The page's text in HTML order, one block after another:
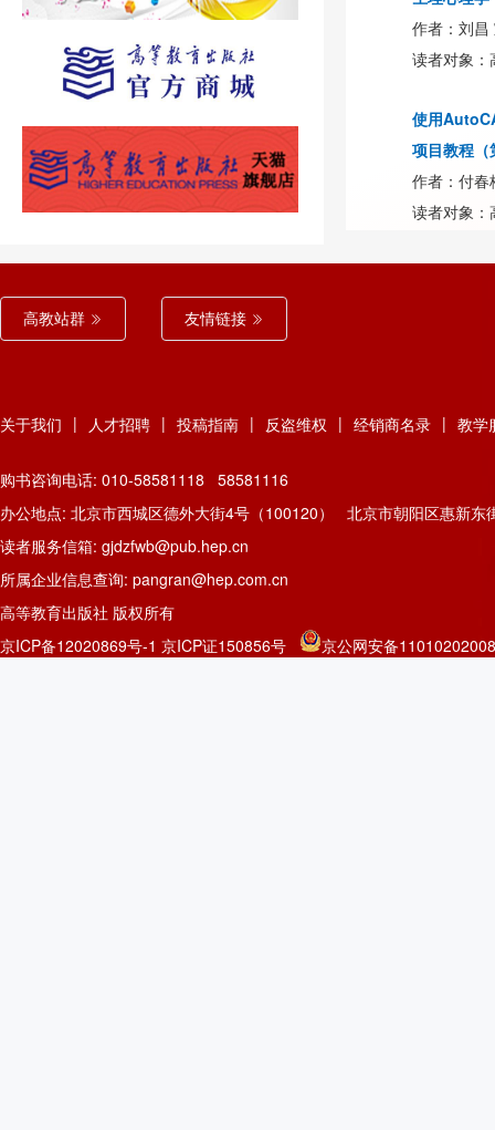
作者：刘昌
读者对象：
使用
项目教程（
作者：付春
读者对象：
高教站群 友情链接
关于我们 | 人才招聘 | 投稿指南 | 反盗维权 | 经销商名录 | 教学
购书咨询电话: 010-58581118 58581116
办公地点: 北京市西城区德外大街4号（100120） 北京市朝阳区惠新东
读者服务信箱: gjdzfwb@pub.hep.cn
所属企业信息查询: pangran@hep.com.cn
高等教育出版社 版权所有
京ICP备12020869号-1 京ICP证150856号 京公网安备